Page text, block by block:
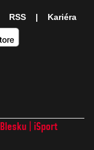
iSport
RSS Kariéra